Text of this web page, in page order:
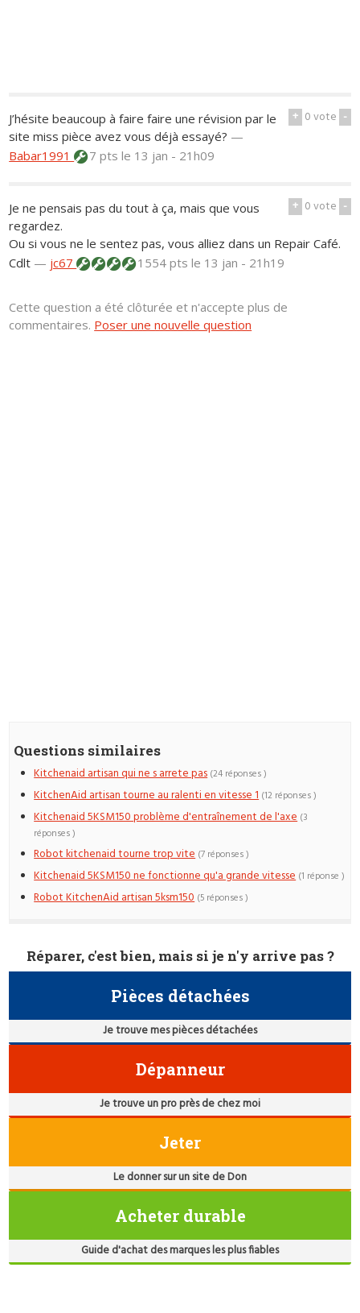
+ 0vote -
J’hésite beaucoup à faire faire une révision par le
site miss pièce avez vous déjà essayé? —
Babar1991
7 ptsle 13 jan - 21h09
+ 0vote -
Je ne pensais pas du tout à ça, mais que vous
regardez.
Ou si vous ne le sentez pas, vous alliez dans un Repair Café.
Cdlt — jc67 1554 ptsle 13 jan - 21h19
Cette question a été clôturée et n'accepte plus de
commentaires. Poser une nouvelle question
Questions similaires
Kitchenaid artisan qui ne s arrete pas (24 réponses )
KitchenAid artisan tourne au ralenti en vitesse 1 (12 réponses )
Kitchenaid 5KSM150 problème d'entraînement de l'axe (3
réponses )
Robot kitchenaid tourne trop vite (7 réponses )
Kitchenaid 5KSM150 ne fonctionne qu'a grande vitesse (1 réponse )
Robot KitchenAid artisan 5ksm150 (5 réponses )
Réparer, c'est bien, mais si je n'y arrive pas ?
Pièces détachées
Je trouve mes pièces détachées
Dépanneur
Je trouve un pro près de chez moi
Jeter
Le donner sur un site de Don
Acheter durable
Guide d'achat des marques les plus fiables